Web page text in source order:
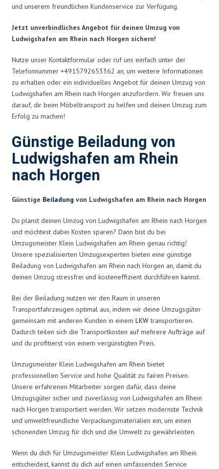
und unserem freundlichen Kundenservice zur Verfügung.
Jetzt unverbindliches Angebot für deinen Umzug von
Ludwigshafen am Rhein nach Horgen sichern!
Nutze unser Kontaktformular oder ruf uns einfach unter der
Telefonnummer +4915792653362 an, um weitere Informationen
zu erhalten oder ein individuelles Angebot für deinen Umzug von
Ludwigshafen am Rhein nach Horgen anzufordern. Wir freuen uns
darauf, dir beim Möbeltransport zu helfen und deinen Umzug zum
Erfolg zu machen!
Günstige Beiladung von
Ludwigshafen am Rhein
nach Horgen
Günstige Beiladung von Ludwigshafen am Rhein nach Horgen
Du planst deinen Umzug von Ludwigshafen am Rhein nach Horgen
und möchtest dabei Kosten sparen? Dann bist du bei
Umzugsmeister Klein Ludwigshafen am Rhein genau richtig!
Unsere spezialisierten Umzugsexperten bieten eine günstige
Beiladung von Ludwigshafen am Rhein nach Horgen an, damit du
deinen Umzug stressfrei und kosteneffizient durchführen kannst.
Bei der Beiladung nutzen wir den Raum in unseren
Transportfahrzeugen optimal aus, indem wir deine Umzugsgüter
gemeinsam mit anderen Kunden in einem LKWtransportieren.
Dadurch teilen sich die Transportkosten auf mehrere Aufträge auf
und du profitierst von einem vergünstigten Preis.
Umzugsmeister Klein Ludwigshafen am Rhein bietet
professionellen Service und hohe Qualität zu fairen Preisen.
Unsere erfahrenen Mitarbeiter sorgen dafür, dass deine
Umzugsgüter sicher und zuverlässig von Ludwigshafen am Rhein
nach Horgen transportiert werden. Wir setzen modernste Technik
und umweltfreundliche Verpackungsmaterialien ein, um einen
schonenden Umzug für dich und die Umwelt zu gewährleisten.
Wenn du dich für Umzugsmeister Klein Ludwigshafen am Rhein
entscheidest, kannst du dich auf einen umfassenden Service